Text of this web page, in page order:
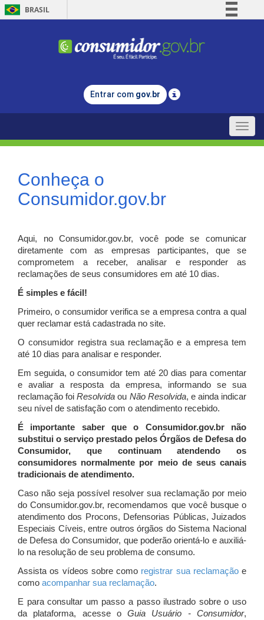
BRASIL
Comunica BR
Legislação
Entrar com gov.br
Toggle
Conheça o
Consumidor.gov.br
Aqui, no Consumidor.gov.br, você pode se comunicar
diretamente com as empresas participantes, que se
comprometem a receber, analisar e responder as
reclamações de seus consumidores em até 10 dias.
É simples e fácil!
Primeiro, o consumidor verifica se a empresa contra a qual
quer reclamar está cadastrada no site.
O consumidor registra sua reclamação e a empresa tem
até 10 dias para analisar e responder.
Em seguida, o consumidor tem até 20 dias para comentar
e avaliar a resposta da empresa, informando se sua
reclamação foiResolvida ou Não Resolvida, e ainda indicar
seu nível de satisfação com o atendimento recebido.
É importante saber que o Consumidor.gov.br não
substitui o serviço prestado pelos Órgãos de Defesa do
Consumidor, que continuam atendendo os
consumidores normalmente por meio de seus canais
tradicionais de atendimento.
Caso não seja possível resolver sua reclamação por meio
do Consumidor.gov.br, recomendamos que você busque o
atendimento dos Procons, Defensorias Públicas, Juizados
Especiais Cíveis, entre outros órgãos do Sistema Nacional
de Defesa do Consumidor, que poderão orientá-lo e auxiliá-
lo na resolução de seu problema de consumo.
Assista os vídeos sobre como registrar sua reclamaçãoe
como acompanhar sua reclamação.
E para consultar um passo a passo ilustrado sobre o uso
da plataforma, acesse oGuia Usuário - Consumidor,